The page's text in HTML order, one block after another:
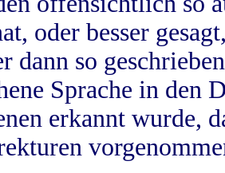
oder besser
dann so
Sprache in
erkannt wurde,